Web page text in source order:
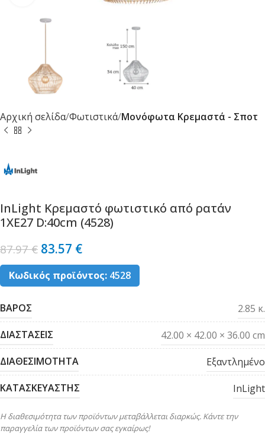
Αρχική σελίδα Φωτιστικά Μονόφωτα Κρεμαστά - Σποτ
InLight Κρεμαστό φωτιστικό από ρατάν
1XE27 D:40cm (4528)
87.97€ 83.57 €
Κωδικός προϊόντος: 4528
ΒΑΡΟΣ 2.85 κ.
ΔΙΑΣΤΑΣΕΙΣ 42.00 × 42.00 × 36.00 cm
ΔΙΑΘΕΣΙΜΟΤΗΤΑ Εξαντλημένο
ΚΑΤΑΣΚΕΥΑΣΤΗΣ InLight
Η διαθεσιμότητα των προϊόντων μεταβάλλεται διαρκώς. Κάντε την
παραγγελία των προϊόντων σας εγκαίρως!